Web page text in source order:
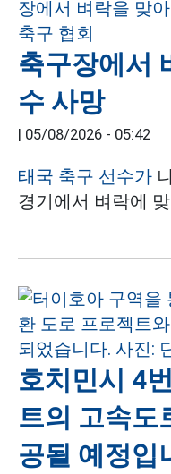
축구장에서
수 사망
| 05/08/2026 - 05:42
태국 축구 선수가
경기에서 벼락에
호치민시 4
트의 고속도
공될 예정입